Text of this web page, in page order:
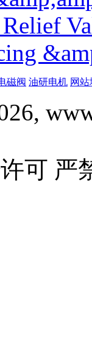
磁阀 油研电机 网
可 严